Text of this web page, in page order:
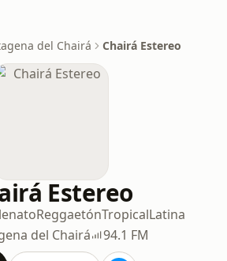
del Chairá Chairá Estereo
Estereo
ReggaetónTropicalLatina
del Chairá
94.1 FM